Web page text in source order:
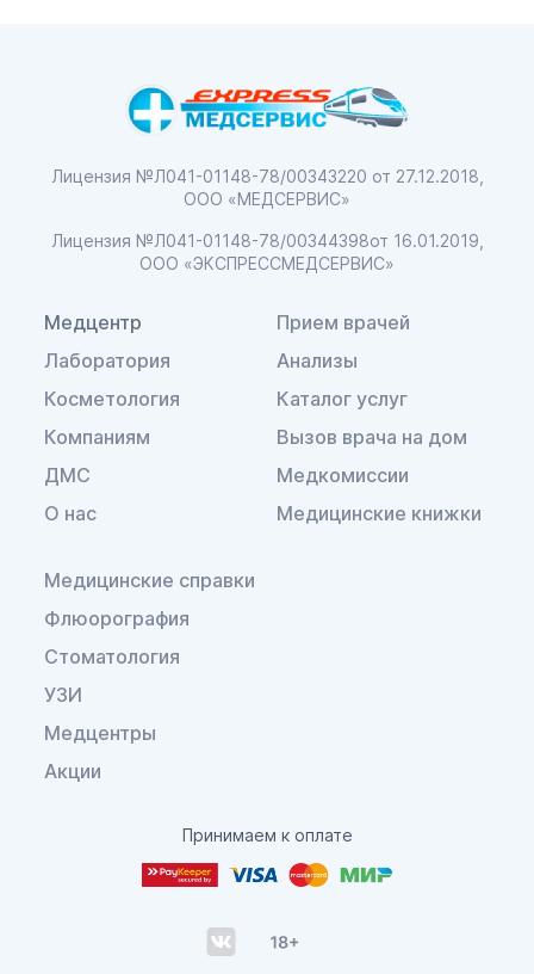
Лицензия №Л041-01148-78/00343220 от 27.12.2018,
ООО «МЕДСЕРВИС»
Лицензия №Л041-01148-78/00344398от 16.01.2019,
ООО «ЭКСПРЕССМЕДСЕРВИС»
Медцентр
Лаборатория
Косметология
Компаниям
ДМС
О нас
Прием врачей
Анализы
Каталог услуг
Вызов врача на дом
Медкомиссии
Медицинские книжки
Медицинские справки
Флюорография
Стоматология
УЗИ
Медцентры
Акции
Принимаем к оплате